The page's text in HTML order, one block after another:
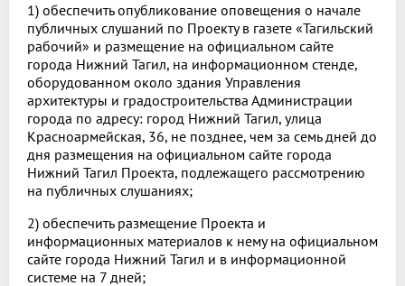
1) обеспечить опубликование оповещения о начале
публичных слушаний по Проекту в газете «Тагильский
рабочий» и размещение на официальном сайте
города Нижний Тагил, на информационном стенде,
оборудованном около здания Управления
архитектуры и градостроительства Администрации
города по адресу: город Нижний Тагил, улица
Красноармейская, 36, не позднее, чем за семь дней до
дня размещения на официальном сайте города
Нижний Тагил Проекта, подлежащего рассмотрению
на публичных слушаниях;
2) обеспечить размещение Проекта и
информационных материалов к нему на официальном
сайте города Нижний Тагил и в информационной
системе на 7 дней;